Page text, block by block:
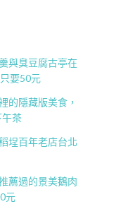
與臭豆腐古亭在
要50元
的隱藏版美食，
茶
埕百年老店台北
薦過的景美鵝肉
元